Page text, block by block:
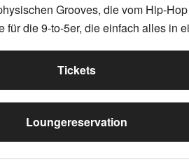
Grooves, die vom Hip-
die 9-to-5er, die einfach alles in
Tickets
Loungereservation